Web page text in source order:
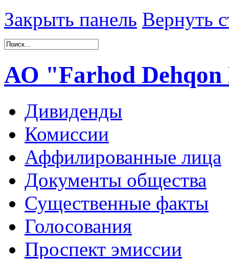
Закрыть панель Вернуть
АО "Farhod
Дивиденды
Комиссии
Аффилированные лица
Документы общества
Существенные факты
Голосования
Проспект эмиссии